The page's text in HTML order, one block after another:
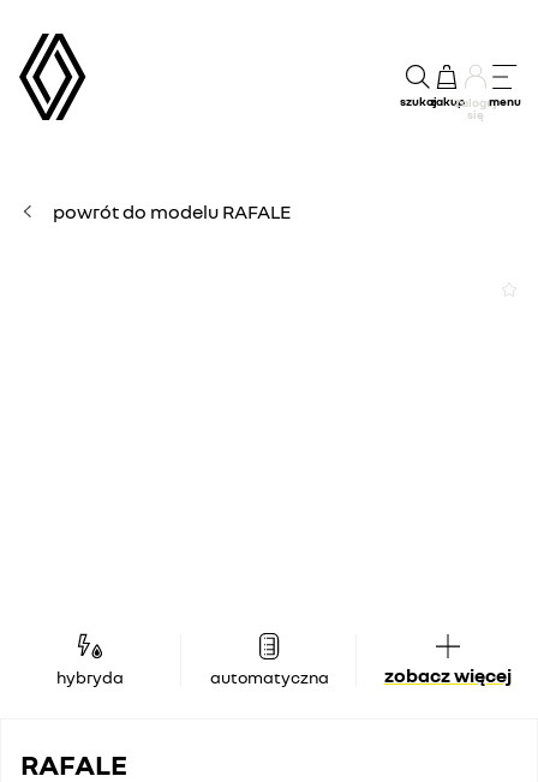
szukajzakupZaloguj
się
menu
powrót do modelu RAFALE
hybryda automatyczna zobacz więcej
RAFALE